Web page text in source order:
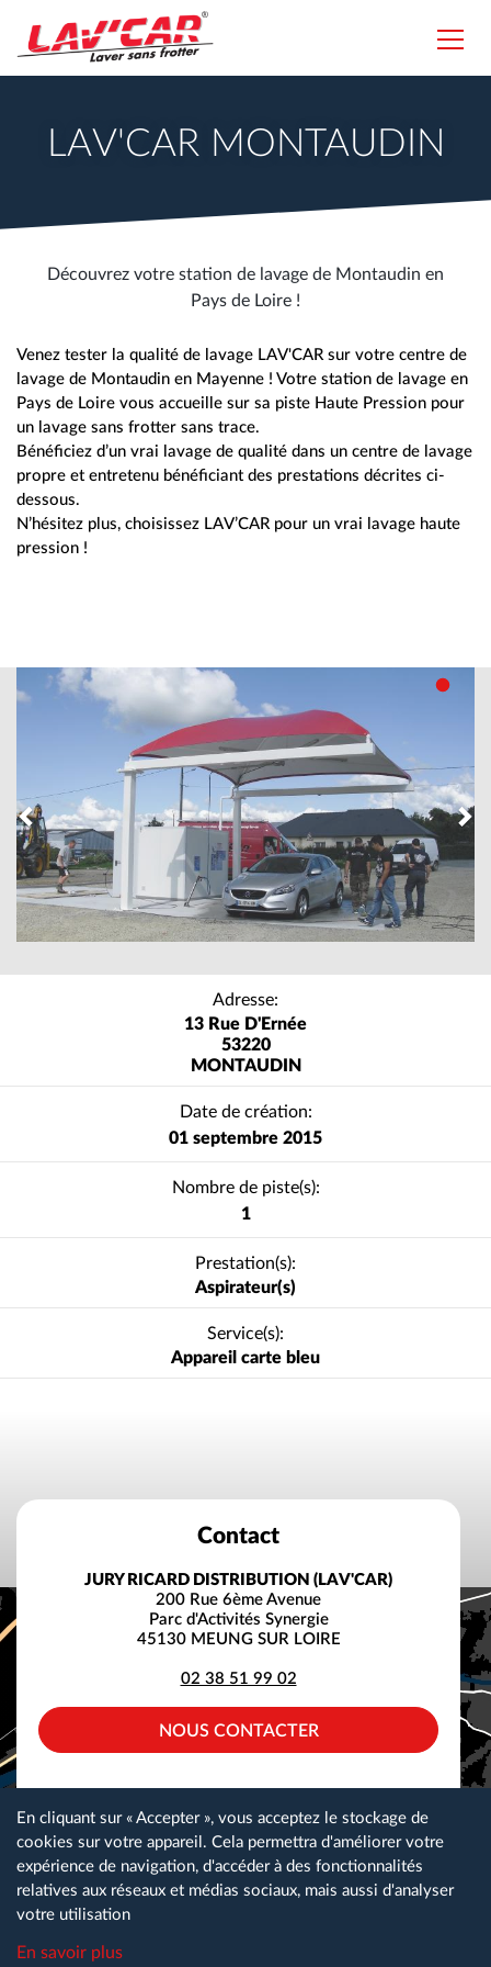
Lavcar
LAV'CAR MONTAUDIN
Découvrez votre station de lavage de Montaudin en
Pays de Loire !
Venez tester la qualité de lavage LAV'CAR sur votre centre de
lavage de Montaudin en Mayenne ! Votre station de lavage en
Pays de Loire vous accueille sur sa piste Haute Pression pour
un lavage sans frotter sans trace.
Bénéficiez d’un vrai lavage de qualité dans un centre de lavage
propre et entretenu bénéficiant des prestations décrites ci-
dessous.
N’hésitez plus, choisissez LAV’CAR pour un vrai lavage haute
pression !
Previous
Adresse:
13 Rue D'Ernée
53220
MONTAUDIN
Date de création:
01 septembre 2015
Nombre de piste(s):
1
Prestation(s):
Aspirateur(s)
Service(s):
Appareil carte bleu
Contact
JURY RICARD DISTRIBUTION (LAV'CAR)
200 Rue 6ème Avenue
Parc d'Activités Synergie
45130 MEUNG SUR LOIRE
02 38 51 99 02
NOUS CONTACTER
Plan du site Gestion des cookies
Nos partenaires
Espace téléchargement
En cliquant sur « Accepter », vous acceptez le stockage de
cookies sur votre appareil. Cela permettra d'améliorer votre
expérience de navigation, d'accéder à des fonctionnalités
relatives aux réseaux et médias sociaux, mais aussi d'analyser
votre utilisation
En savoir plus